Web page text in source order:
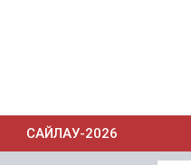
САЙЛАУ-2026